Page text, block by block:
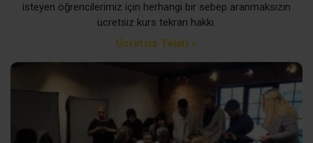
isteyen öğrencilerimiz için herhangi bir sebep aranmaksızın
ücretsiz kurs tekrarı hakkı.
Ücretsiz Telafi »